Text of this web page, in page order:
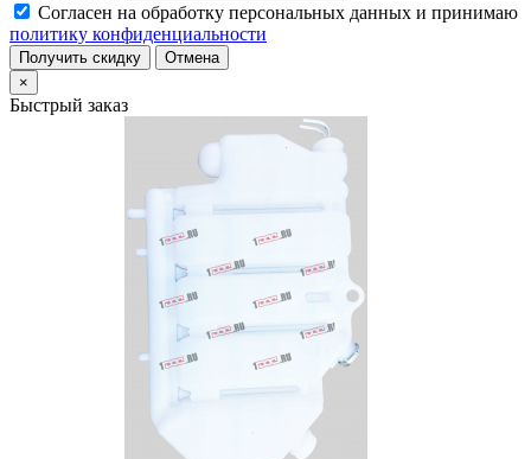
Согласен на обработку персональных данных и принимаю
политику конфиденциальности
Получить скидку
Отмена
×
Быстрый заказ